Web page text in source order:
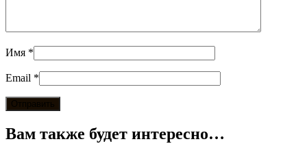
Имя *
Email *
Вам также будет интересно…